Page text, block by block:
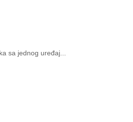
sa jednog uređaj...